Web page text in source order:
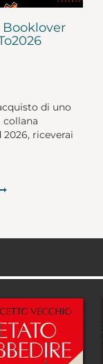
di uno
riceverai